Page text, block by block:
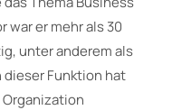
er mehr als 30
unter anderem als
dieser Funktion hat